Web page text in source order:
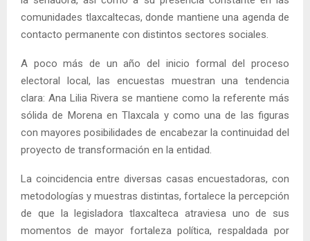
comunidades tlaxcaltecas, donde mantiene una agenda de
contacto permanente con distintos sectores sociales.
A poco más de un año del inicio formal del proceso
electoral local, las encuestas muestran una tendencia
clara: Ana Lilia Rivera se mantiene como la referente más
sólida de Morena en Tlaxcala y como una de las figuras
con mayores posibilidades de encabezar la continuidad del
proyecto de transformación en la entidad.
La coincidencia entre diversas casas encuestadoras, con
metodologías y muestras distintas, fortalece la percepción
de que la legisladora tlaxcalteca atraviesa uno de sus
momentos de mayor fortaleza política, respaldada por